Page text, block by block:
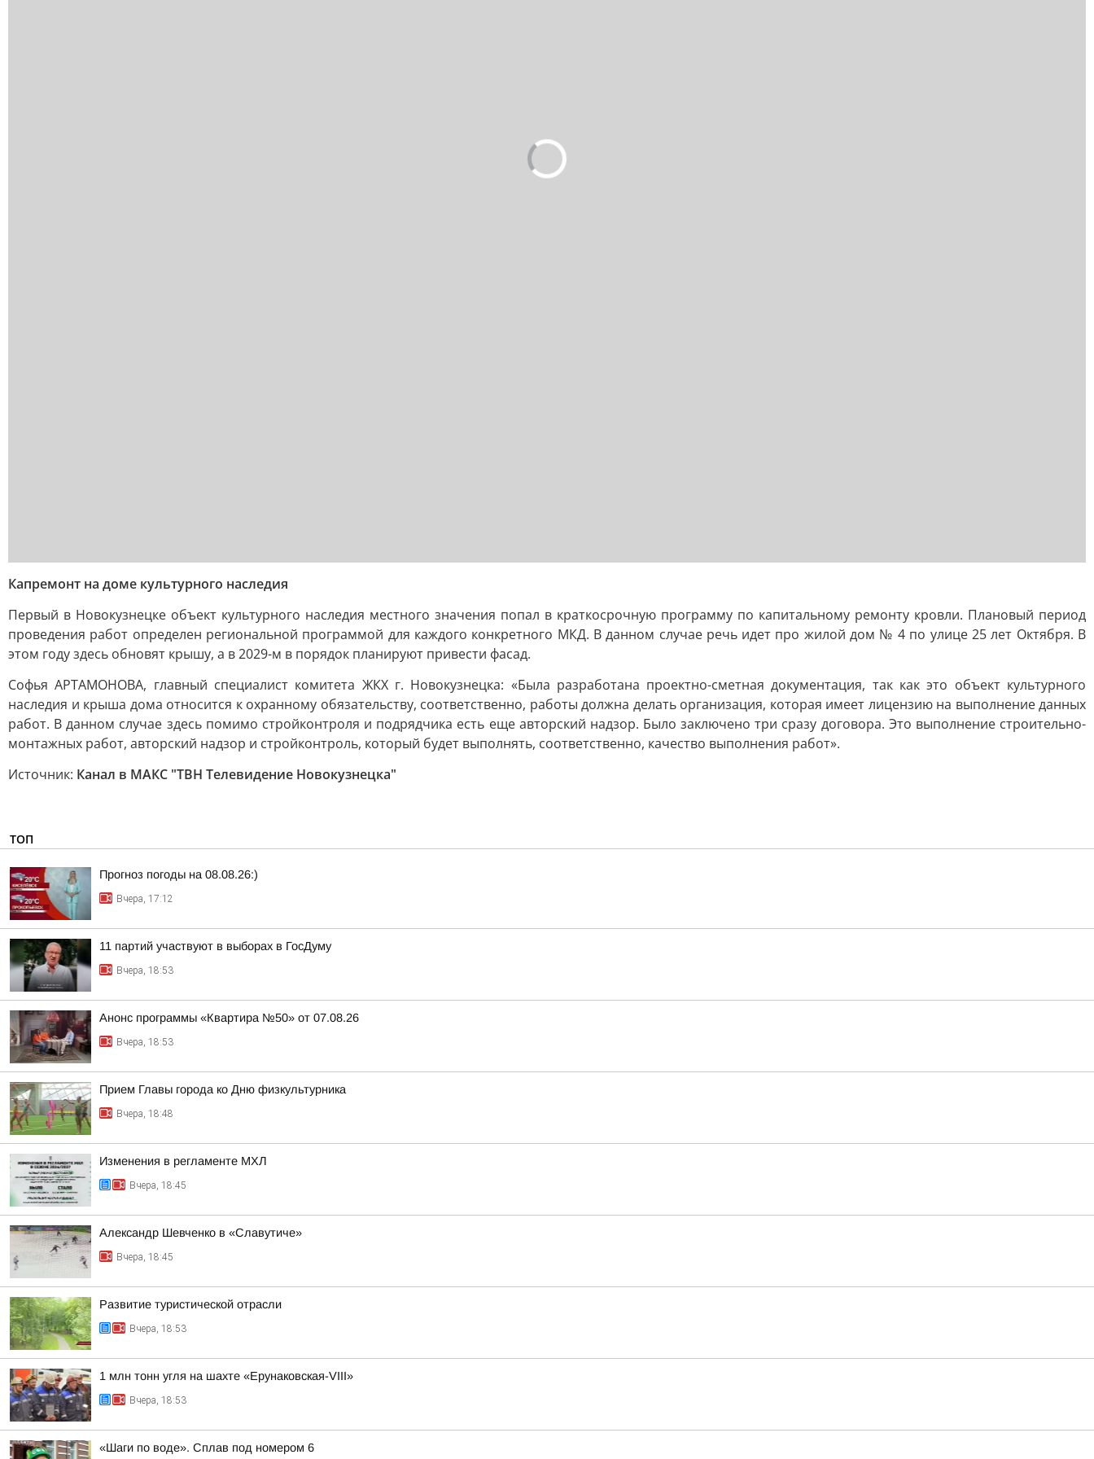
Капремонт на доме культурного наследия
Первый в Новокузнецке объект культурного наследия местного значения попал в краткосрочную программу по капитальному ремонту кровли. Плановый период
проведения работ определен региональной программой для каждого конкретного МКД. В данном случае речь идет про жилой дом № 4 по улице 25 лет Октября. В
этом году здесь обновят крышу, а в 2029-м в порядок планируют привести фасад.
Софья АРТАМОНОВА, главный специалист комитета ЖКХ г. Новокузнецка: «Была разработана проектно-сметная документация, так как это объект культурного
наследия и крыша дома относится к охранному обязательству, соответственно, работы должна делать организация, которая имеет лицензию на выполнение данных
работ. В данном случае здесь помимо стройконтроля и подрядчика есть еще авторский надзор. Было заключено три сразу договора. Это выполнение строительно-
монтажных работ, авторский надзор и стройконтроль, который будет выполнять, соответственно, качество выполнения работ».
Источник: Канал в МАКС "ТВН Телевидение Новокузнецка"
ТОП
Прогноз погоды на 08.08.26:)
Вчера, 17:12
11 партий участвуют в выборах в ГосДуму
Вчера, 18:53
Анонс программы «Квартира №50» от 07.08.26
Вчера, 18:53
Прием Главы города ко Дню физкультурника
Вчера, 18:48
Изменения в регламенте МХЛ
Вчера, 18:45
Александр Шевченко в «Славутиче»
Вчера, 18:45
Развитие туристической отрасли
Вчера, 18:53
1 млн тонн угля на шахте «Ерунаковская-VIII»
Вчера, 18:53
«Шаги по воде». Сплав под номером 6